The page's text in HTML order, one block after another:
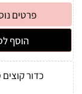
פרטים
הוסף
כדור קוצים